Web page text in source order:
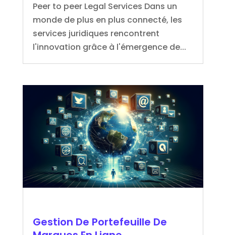
Peer to peer Legal Services Dans un
monde de plus en plus connecté, les
services juridiques rencontrent
l'innovation grâce à l'émergence de...
Gestion De Portefeuille De